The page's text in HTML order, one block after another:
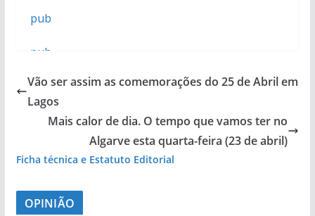
pub
pub
pub
Vão ser assim as comemorações do 25 de Abril em
Lagos
Mais calor de dia. O tempo que vamos ter no
Algarve esta quarta-feira (23 de abril)
Ficha técnica e Estatuto Editorial
OPINIÃO